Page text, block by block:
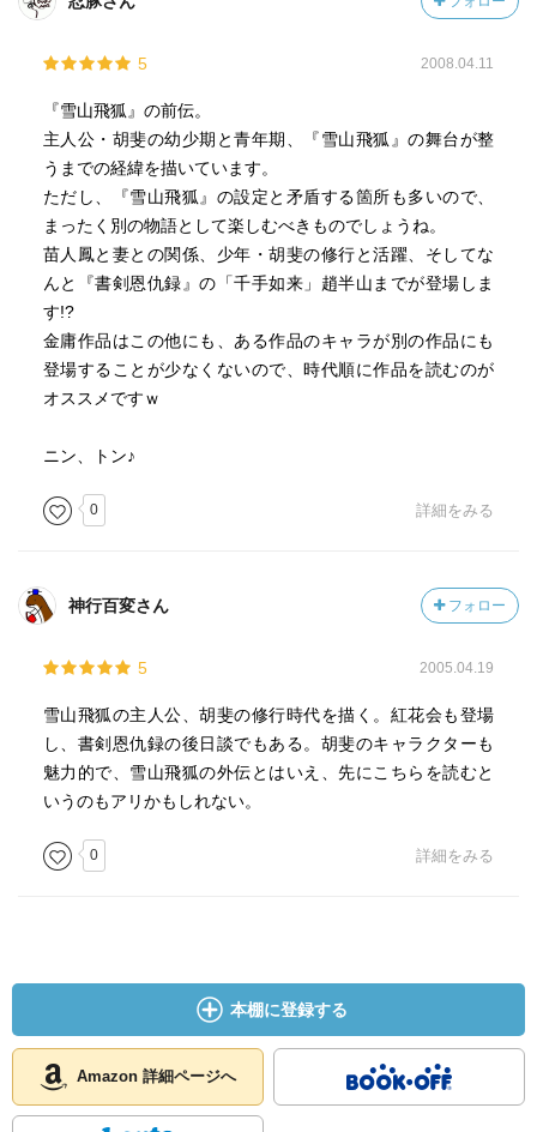
5 2008.04.11
『雪山飛狐』の前伝。
主人公・胡斐の幼少期と青年期、『雪山飛狐』の舞台が整
うまでの経緯を描いています。
ただし、『雪山飛狐』の設定と矛盾する箇所も多いので、
まったく別の物語として楽しむべきものでしょうね。
苗人鳳と妻との関係、少年・胡斐の修行と活躍、そしてな
んと『書剣恩仇録』の「千手如来」趙半山までが登場しま
す!?
金庸作品はこの他にも、ある作品のキャラが別の作品にも
登場することが少なくないので、時代順に作品を読むのが
オススメですｗ
ニン、トン♪
0 詳細をみる
神行百変さん フォロー
5 2005.04.19
雪山飛狐の主人公、胡斐の修行時代を描く。紅花会も登場
し、書剣恩仇録の後日談でもある。胡斐のキャラクターも
魅力的で、雪山飛狐の外伝とはいえ、先にこちらを読むと
いうのもアリかもしれない。
0 詳細をみる
本棚に登録する
Amazon 詳細ページへ